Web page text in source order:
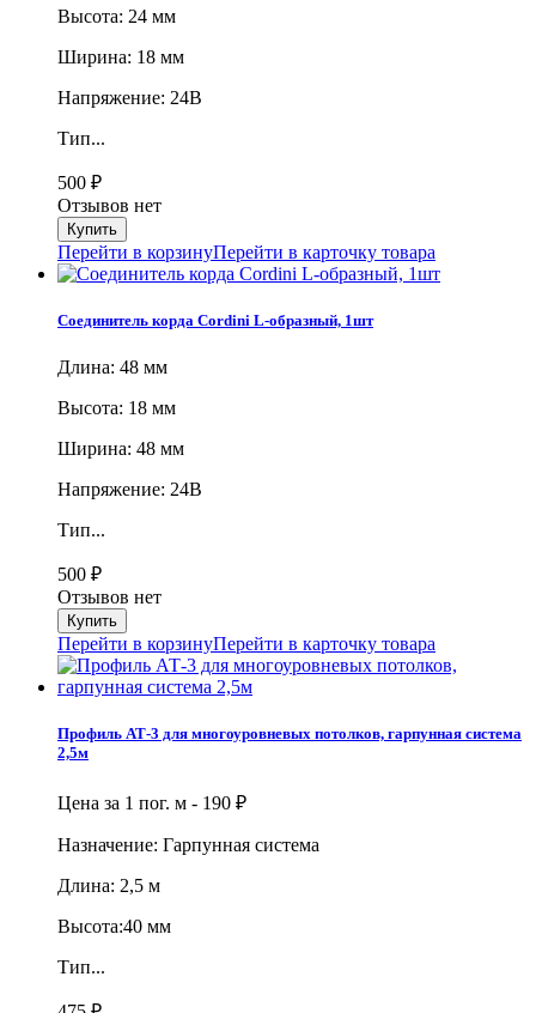
Высота: 24 мм
Ширина: 18 мм
Напряжение: 24В
Тип...
500 ₽
Отзывов нет
Перейти в корзинуПерейти в карточку товара
Соединитель корда Cordini L-образный, 1шт
Длина: 48 мм
Высота: 18 мм
Ширина: 48 мм
Напряжение: 24В
Тип...
500 ₽
Отзывов нет
Перейти в корзинуПерейти в карточку товара
Профиль АТ-3 для многоуровневых потолков, гарпунная система
2,5м
Цена за 1 пог. м - 190 ₽
Назначение: Гарпунная система
Длина: 2,5 м
Высота:40 мм
Тип...